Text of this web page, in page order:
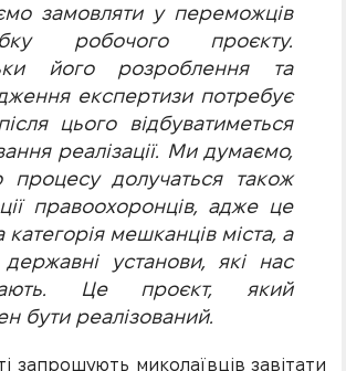
замовляти у переможців
робочого проєкту.
його розроблення та
експертизи потребує
цього відбуватиметься
реалізації. Ми думаємо,
долучаться також
правоохоронців, адже це
категорія мешканців міста, а
установи, які нас
Це проєкт, який
бути реалізований.
запрошують миколаївців завітати